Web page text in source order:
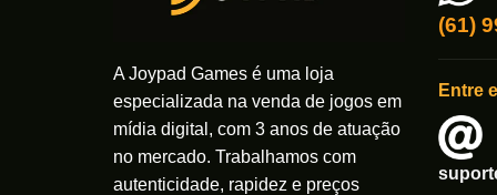
A Joypad Games é uma loja
especializada na venda de jogos em
mídia digital, com 3 anos de atuação
no mercado. Trabalhamos com
autenticidade, rapidez e preços
(61)
Entre